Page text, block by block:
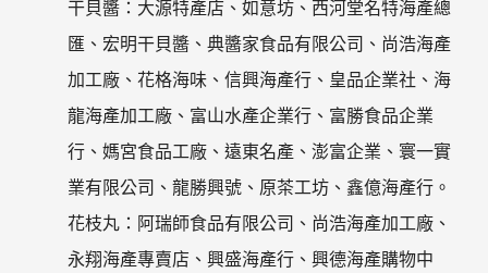
干貝醬：大源特產店、如意坊、西河堂名特海產總
匯、宏明干貝醬、典醬家食品有限公司、尚浩海產
加工廠、花格海味、信興海產行、皇品企業社、海
龍海產加工廠、富山水產企業行、富勝食品企業
行、媽宮食品工廠、遠東名產、澎富企業、寰一實
業有限公司、龍勝興號、原茶工坊、鑫億海產行。
花枝丸：阿瑞師食品有限公司、尚浩海產加工廠、
永翔海產專賣店、興盛海產行、興德海產購物中